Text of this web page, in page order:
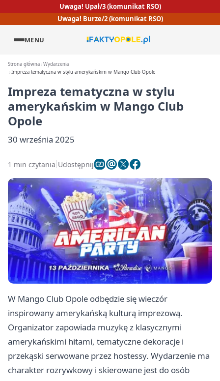
Uwaga! Upał/3 (komunikat RSO)
Uwaga! Burze/2 (komunikat RSO)
MENU
Strona główna Wydarzenia
Impreza tematyczna w stylu amerykańskim w Mango Club Opole
Impreza tematyczna w stylu
amerykańskim w Mango Club
Opole
30 września 2025
1 min czytania Udostępnij
W Mango Club Opole odbędzie się wieczór
inspirowany amerykańską kulturą imprezową.
Organizator zapowiada muzykę z klasycznymi
amerykańskimi hitami, tematyczne dekoracje i
przekąski serwowane przez hostessy. Wydarzenie ma
charakter rozrywkowy i skierowane jest do osób